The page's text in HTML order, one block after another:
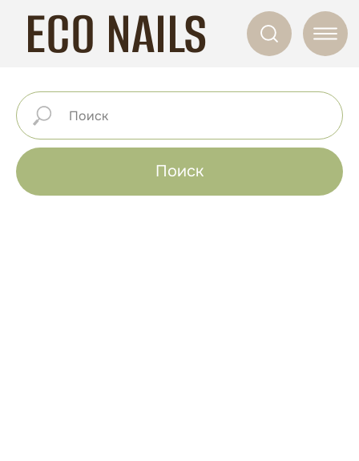
ECO NAILS
Поиск